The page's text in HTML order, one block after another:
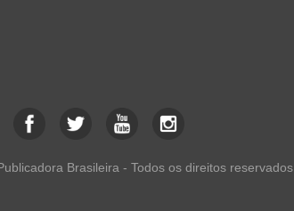
Brasileira - Todos os direitos reservados.